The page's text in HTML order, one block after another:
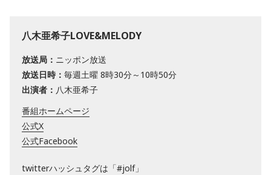
八木亜希子LOVE&MELODY
放送局： ニッポン放送
放送日時： 毎週土曜 8時30分～10時50分
出演者： 八木亜希子
番組ホームページ
公式X
公式Facebook
twitterハッシュタグは「#jolf」